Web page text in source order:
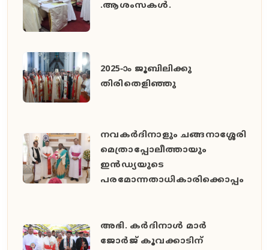
.ആശംസകൾ.
2025-ാം ജൂബിലിക്കു
തിരിതെളിഞ്ഞു
നവകർദിനാളും ചങ്ങനാശ്ശേരി
മെത്രാപ്പോലീത്തായും
ഇൻഡ്യയുടെ
പരമോന്നതാധികാരിക്കൊപ്പം
അഭി. കർദിനാൾ മാർ
ജോർജ് കൂവക്കാടിന്